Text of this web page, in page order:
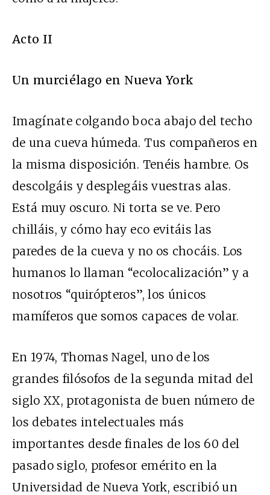
Acto II
Un murciélago en Nueva York
Imagínate colgando boca abajo del techo
de una cueva húmeda. Tus compañeros en
la misma disposición. Tenéis hambre. Os
descolgáis y desplegáis vuestras alas.
Está muy oscuro. Ni torta se ve. Pero
chilláis, y cómo hay eco evitáis las
paredes de la cueva y no os chocáis. Los
humanos lo llaman “ecolocalización” y a
nosotros “quirópteros”, los únicos
mamíferos que somos capaces de volar.
En 1974, Thomas Nagel, uno de los
grandes filósofos de la segunda mitad del
siglo XX, protagonista de buen número de
los debates intelectuales más
importantes desde finales de los 60 del
pasado siglo, profesor emérito en la
Universidad de Nueva York, escribió un